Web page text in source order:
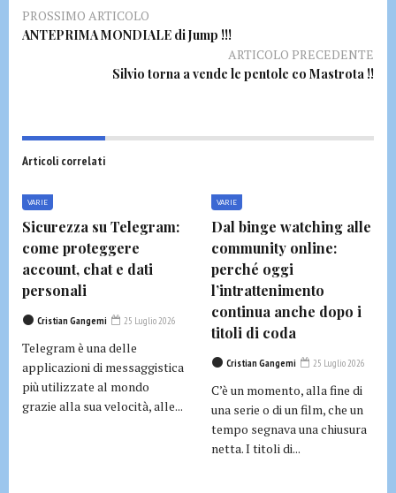
PROSSIMO ARTICOLO
ANTEPRIMA MONDIALE di Jump !!!
ARTICOLO PRECEDENTE
Silvio torna a vende le pentole co Mastrota !!
Articoli correlati
VARIE
Sicurezza su Telegram:
come proteggere
account, chat e dati
personali
Cristian Gangemi 25 Luglio 2026
Telegram è una delle
applicazioni di messaggistica
più utilizzate al mondo
grazie alla sua velocità, alle...
VARIE
Dal binge watching alle
community online:
perché oggi
l’intrattenimento
continua anche dopo i
titoli di coda
Cristian Gangemi 25 Luglio 2026
C’è un momento, alla fine di
una serie o di un film, che un
tempo segnava una chiusura
netta. I titoli di...